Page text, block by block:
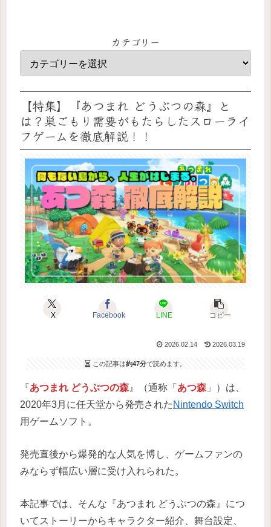
カテゴリー
【特集】『あつまれ どうぶつの森』と
は？巣ごもり需要がもたらしたスローライ
フゲームを徹底解説！！
X Facebook LINE コピー
2026.02.14 2026.03.19
この記事は約47分で読めます。
『あつまれ どうぶつの森 』（通称「 あつ森 」）は、
2020年3月に任天堂から発売された Nintendo Switch
用ゲームソフト。
発売直後から爆発的な人気を博し、ゲームファンの
みならず幅広い層に受け入れられた。
本記事では、そんな『あつまれ どうぶつの森』につ
いてストーリーからキャラクター紹介、舞台設定、